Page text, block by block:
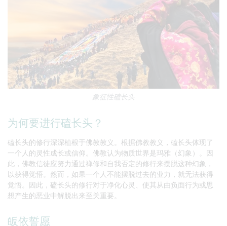
象征性磕长头
为何要进行磕长头？
磕长头的修行深深植根于佛教教义。根据佛教教义，磕长头体现了
一个人的灵性成长或信仰。佛教认为物质世界是玛雅（幻象）。因
此，佛教信徒应努力通过禅修和自我否定的修行来摆脱这种幻象，
以获得觉悟。然而，如果一个人不能摆脱过去的业力，就无法获得
觉悟。因此，磕长头的修行对于净化心灵、使其从由负面行为或思
想产生的恶业中解脱出来至关重要。
皈依誓愿